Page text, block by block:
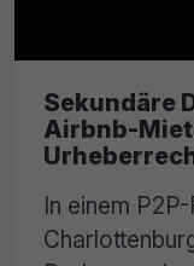
Sekundäre
Airbnb-
In einem